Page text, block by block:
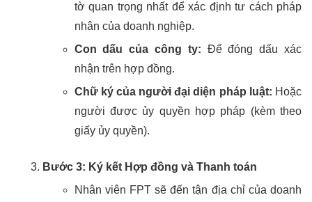
tờ quan trọng nhất để xác định tư cách pháp
nhân của doanh nghiệp.
Con dấu của công ty: Để đóng dấu xác
nhận trên hợp đồng.
Chữ ký của người đại diện pháp luật: Hoặc
người được ủy quyền hợp pháp (kèm theo
giấy ủy quyền).
Bước 3: Ký kết Hợp đồng và Thanh toán
Nhân viên FPT sẽ đến tận địa chỉ của doanh